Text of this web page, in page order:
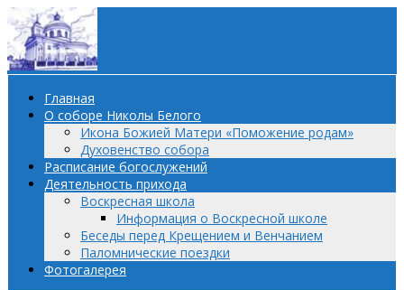
Главная
О соборе Николы Белого
Икона Божией Матери «Поможение родам»
Духовенство собора
Расписание богослужений
Деятельность прихода
Воскресная школа
Информация о Воскресной школе
Беседы перед Крещением и Венчанием
Паломнические поездки
Фотогалерея